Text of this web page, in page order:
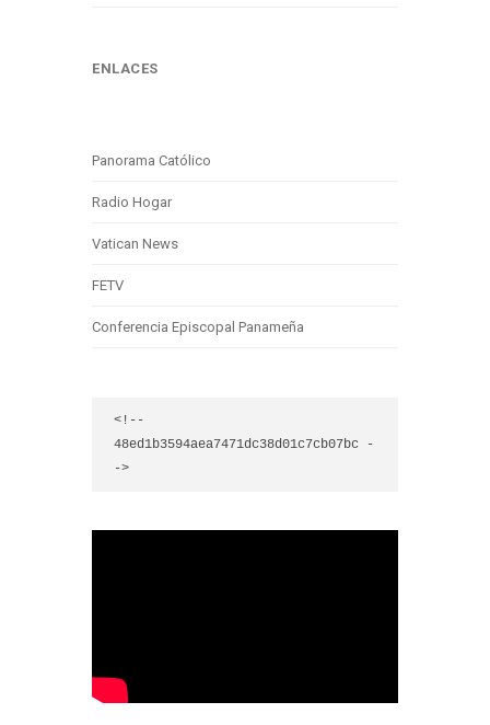
ENLACES
Panorama Católico
Radio Hogar
Vatican News
FETV
Conferencia Episcopal Panameña
<!--
48ed1b3594aea7471dc38d01c7cb07bc -
->